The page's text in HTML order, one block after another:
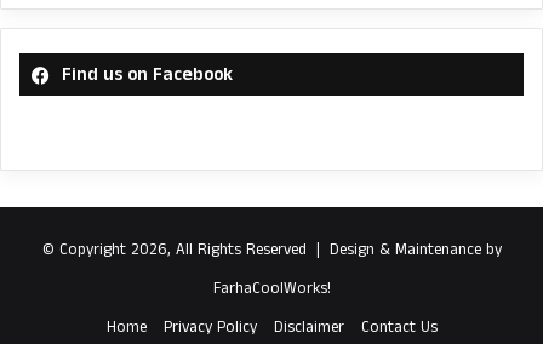
Find us on Facebook
© Copyright 2026, All Rights Reserved | Design & Maintenance by
FarhaCoolWorks!
Home
Privacy Policy Disclaimer Contact Us